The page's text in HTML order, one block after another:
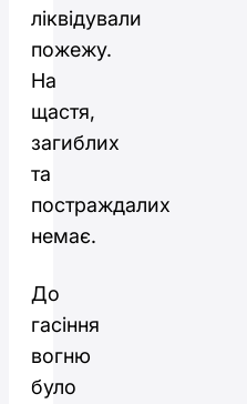
ліквідували
пожежу.
На
щастя,
загиблих
та
постраждалих
немає.
До
гасіння
вогню
було